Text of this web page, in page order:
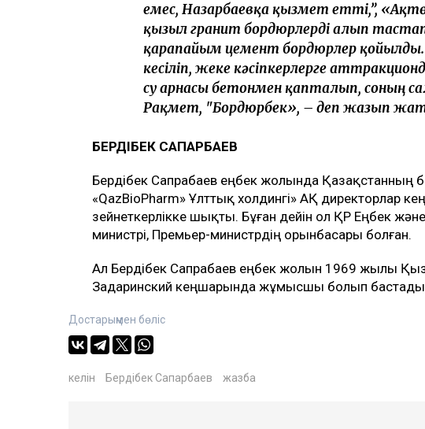
емес, Назарбаевқа қызмет етті,”,
қызыл гранит бордюрлерді алып
қарапайым цемент бордюрлер
кесіліп, жеке кәсіпкерлерге
су арнасы бетонмен қапталып, соның
Рақмет, "Бордюрбек», – деп жазып
БЕРДІБЕК САПАРБАЕВ
Бердібек Сапрабаев еңбек жолында Қазақстанның
«QazBioPharm» Ұлттық холдингі» АҚ директорлар
зейнеткерлікке шықты. Бұған дейін ол ҚР Еңбек
министрі, Премьер-министрдің орынбасары болған.
Ал Бердібек Сапрабаев еңбек жолын 1969 жылы
Задаринский кеңшарында жұмысшы болып
Достарыңмен бөліс
келін Бердібек Сапарбаев жазба